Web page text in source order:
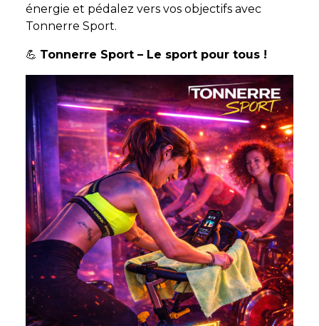
énergie et pédalez vers vos objectifs avec
Tonnerre Sport.
💪 Tonnerre Sport – Le sport pour tous !